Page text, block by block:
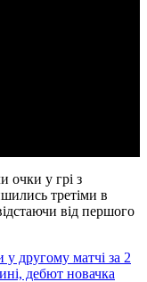
очки у грі з
третіми в
від першого
другому матчі за 2
дебют новачка